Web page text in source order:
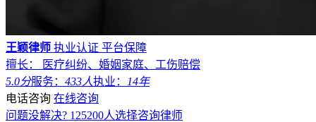
王颖律师 执业认证 平台保障
擅长： 医疗纠纷、婚姻家庭、工伤赔偿
5.0分服务： 433人执业：
14年
电话咨询 在线咨询
问题没解决? 125200人选择咨询律师